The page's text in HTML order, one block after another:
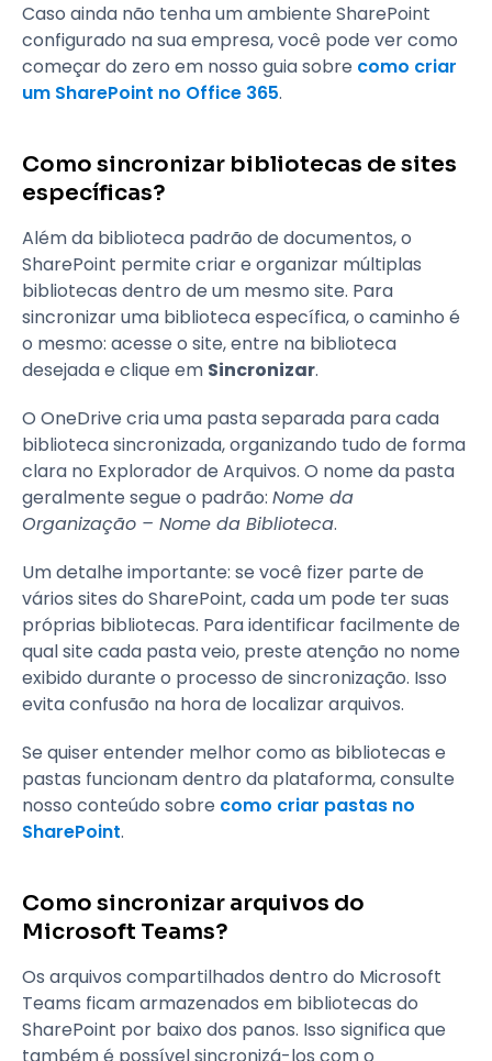
Caso ainda não tenha um ambiente SharePoint
configurado na sua empresa, você pode ver como
começar do zero em nosso guia sobre como criar
um SharePoint no Office 365.
Como sincronizar bibliotecas de sites
específicas?
Além da biblioteca padrão de documentos, o
SharePoint permite criar e organizar múltiplas
bibliotecas dentro de um mesmo site. Para
sincronizar uma biblioteca específica, o caminho é
o mesmo: acesse o site, entre na biblioteca
desejada e clique em Sincronizar.
O OneDrive cria uma pasta separada para cada
biblioteca sincronizada, organizando tudo de forma
clara no Explorador de Arquivos. O nome da pasta
geralmente segue o padrão: Nome da
Organização – Nome da Biblioteca.
Um detalhe importante: se você fizer parte de
vários sites do SharePoint, cada um pode ter suas
próprias bibliotecas. Para identificar facilmente de
qual site cada pasta veio, preste atenção no nome
exibido durante o processo de sincronização. Isso
evita confusão na hora de localizar arquivos.
Se quiser entender melhor como as bibliotecas e
pastas funcionam dentro da plataforma, consulte
nosso conteúdo sobre como criar pastas no
SharePoint.
Como sincronizar arquivos do
Microsoft Teams?
Os arquivos compartilhados dentro do Microsoft
Teams ficam armazenados em bibliotecas do
SharePoint por baixo dos panos. Isso significa que